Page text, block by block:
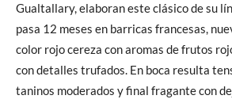
Gualtallary, elaboran este clásico de su
pasa 12 meses en barricas francesas,
color rojo cereza con aromas de frutos
con detalles trufados. En boca resulta
taninos moderados y final fragante con